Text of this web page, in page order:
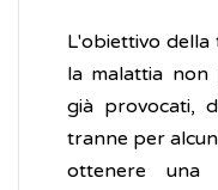
L'obiettivo della
la malattia non
già provocati,
tranne per
ottenere una